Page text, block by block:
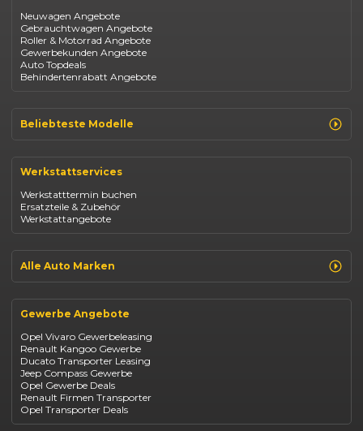
Neuwagen Angebote
Gebrauchtwagen Angebote
Roller & Motorrad Angebote
Gewerbekunden Angebote
Auto Topdeals
Behindertenrabatt Angebote
Beliebteste Modelle
Opel Corsa
Fiat 500
Dacia Duster
Dacia Sandero
Jeep Compass
Suzuki Vitara
Suzuki Swift
Mazda CX-30
Werkstattservices
Werkstatttermin buchen
Ersatzteile & Zubehör
Werkstattangebote
Alle Auto Marken
Opel
Fiat
Jeep
Suzuki
BYD
Kia
Mazda
Citroën
Abarth
Fiat Professional
Gewerbe Angebote
Opel Vivaro Gewerbeleasing
Renault Kangoo Gewerbe
Ducato Transporter Leasing
Jeep Compass Gewerbe
Opel Gewerbe Deals
Renault Firmen Transporter
Opel Transporter Deals